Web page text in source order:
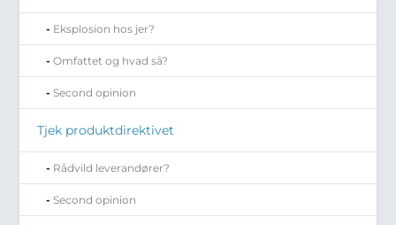
Eksplosion hos jer?
Omfattet og hvad så?
Second opinion
Tjek produktdirektivet
Rådvild leverandører?
Second opinion